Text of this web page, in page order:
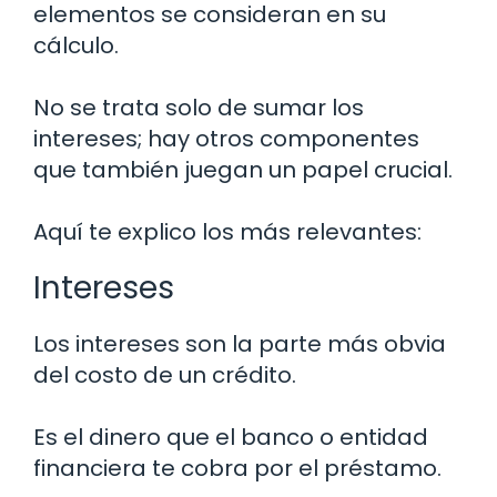
elementos se consideran en su
cálculo.
No se trata solo de sumar los
intereses; hay otros componentes
que también juegan un papel crucial.
Aquí te explico los más relevantes:
Intereses
Los intereses son la parte más obvia
del costo de un crédito.
Es el dinero que el banco o entidad
financiera te cobra por el préstamo.